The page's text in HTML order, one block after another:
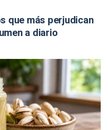
que más perjudican
a diario